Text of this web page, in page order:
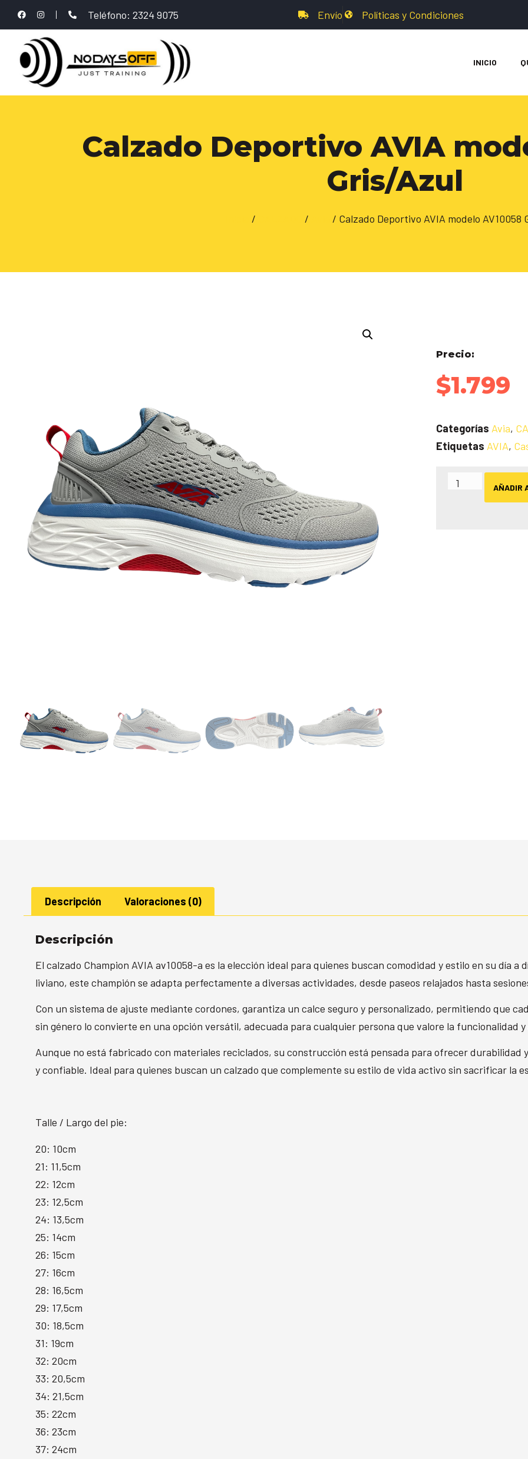
Teléfono: 2324 9075 Envío Políticas y Condiciones
INICIO
Calzado Deportivo AVIA
Gris/Azul
/ / / Calzado Deportivo AVIA modelo AV10058
Precio:
$1.799
Categorías Avia,
Etiquetas AVIA,
AÑADIR
Descripción Valoraciones (0)
Descripción
El calzado Champion AVIA av10058-a es la elección ideal para quienes buscan comodidad y estilo en su día a
liviano, este champión se adapta perfectamente a diversas actividades, desde paseos relajados hasta
Con un sistema de ajuste mediante cordones, garantiza un calce seguro y personalizado, permitiendo que
sin género lo convierte en una opción versátil, adecuada para cualquier persona que valore la funcionalidad
Aunque no está fabricado con materiales reciclados, su construcción está pensada para ofrecer durabilidad
y confiable. Ideal para quienes buscan un calzado que complemente su estilo de vida activo sin sacrificar la
Talle / Largo del pie:
20: 10cm
21: 11,5cm
22: 12cm
23: 12,5cm
24: 13,5cm
25: 14cm
26: 15cm
27: 16cm
28: 16,5cm
29: 17,5cm
30: 18,5cm
31: 19cm
32: 20cm
33: 20,5cm
34: 21,5cm
35: 22cm
36: 23cm
37: 24cm